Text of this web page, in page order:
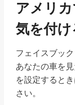
アメリ
気を付け
フェイスブッ
あなたの車を
を設定すると
さい。